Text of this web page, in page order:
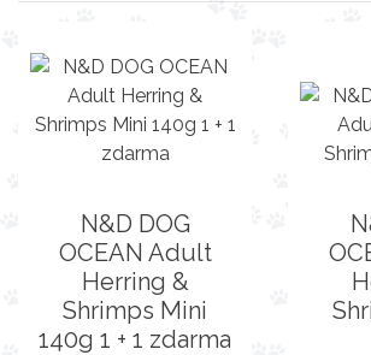
N&D DOG
OCEAN Adult
Herring &
Shrimps Mini
140g 1 + 1 zdarma